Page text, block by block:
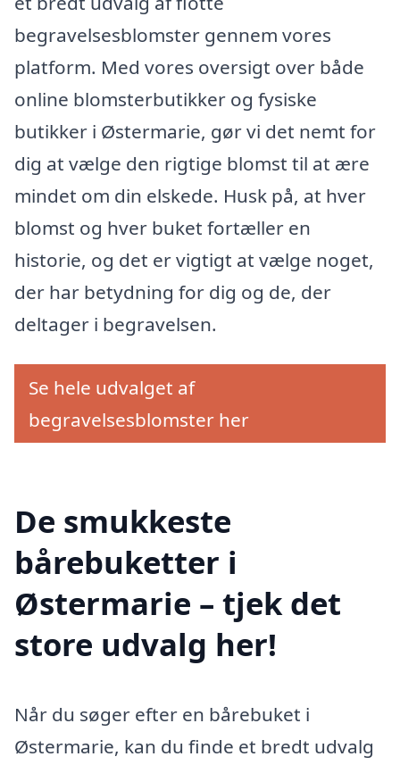
begravelsesblomster gennem vores
platform. Med vores oversigt over både
online blomsterbutikker og fysiske
butikker i Østermarie, gør vi det nemt for
dig at vælge den rigtige blomst til at ære
mindet om din elskede. Husk på, at hver
blomst og hver buket fortæller en
historie, og det er vigtigt at vælge noget,
der har betydning for dig og de, der
deltager i begravelsen.
Se hele udvalget af
begravelsesblomster her
De smukkeste
bårebuketter i
Østermarie – tjek det
store udvalg her!
Når du søger efter en bårebuket i
Østermarie, kan du finde et bredt udvalg